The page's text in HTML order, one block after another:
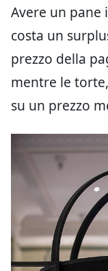
Avere un
costa un
prezzo della
mentre le
su un prezzo